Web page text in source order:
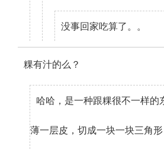
没事回家吃算了。。
粿有汁的么？
哈哈，是一种跟粿很不一样的
薄一层皮，切成一块一块三角